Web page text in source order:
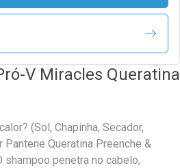
V Miracles Queratina
(Sol, Chapinha, Secador,
Queratina Preenche &
shampoo penetra no cabelo,